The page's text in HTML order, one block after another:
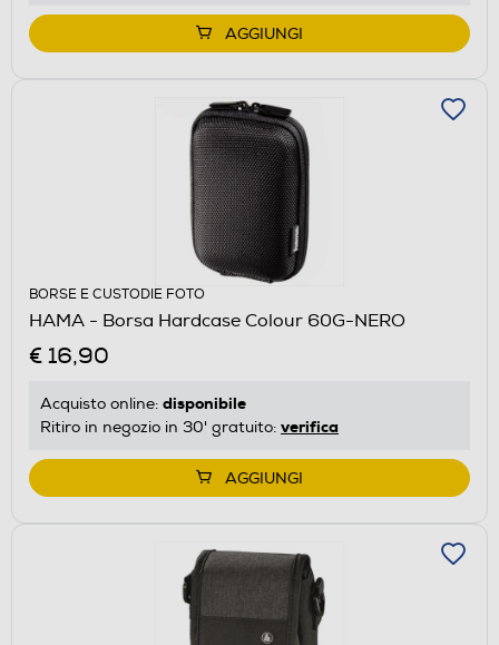
AGGIUNGI
BORSE E CUSTODIE FOTO
HAMA - Borsa Hardcase Colour 60G-NERO
€ 16,90
Acquisto online: disponibile
Ritiro in negozio in 30' gratuito: verifica
AGGIUNGI